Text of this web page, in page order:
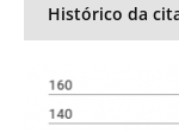
Histórico da